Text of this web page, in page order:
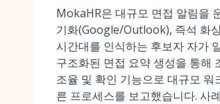
MokaHR은 대규모 면접 알림을
기화(Google/Outlook), 즉석 화
시간대를 인식하는 후보자 자가
구조화된 면접 요약 생성을 통해
조율 및 확인 기능으로 대규모
른 프로세스를 보고했습니다. 사